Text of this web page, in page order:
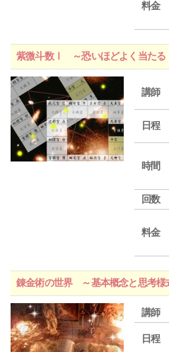
料金
紫微斗数Ⅰ ～恐いほどよく当たる
講師
日程
時間
回数
料金
錬金術の世界 ～基本概念と思考様
講師
日程